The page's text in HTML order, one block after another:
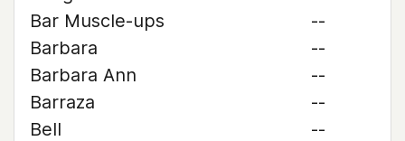
Bar Muscle-ups
--
Barbara
--
Barbara Ann
--
Barraza
--
Bell
--